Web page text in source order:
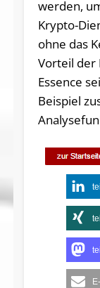
werden,
Krypto-
ohne das
Vorteil der
Essence
Beispiel